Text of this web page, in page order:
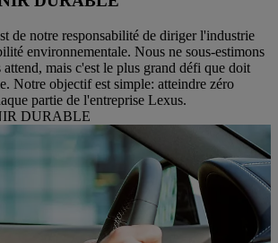
de notre responsabilité de diriger l'industrie
environnementale. Nous ne sous-estimons
attend, mais c'est le plus grand défi que doit
Notre objectif est simple: atteindre zéro
partie de l'entreprise Lexus.